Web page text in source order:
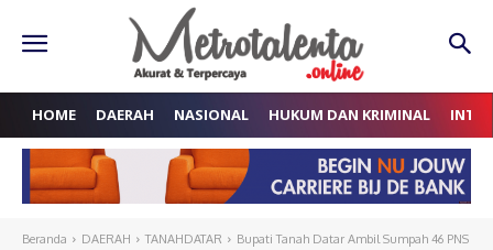
HOME DAERAH NASIONAL HUKUM DAN KRIMINAL
Beranda DAERAH TANAHDATAR
Bupati Tanah Datar Ambil Sumpah 46 PNS